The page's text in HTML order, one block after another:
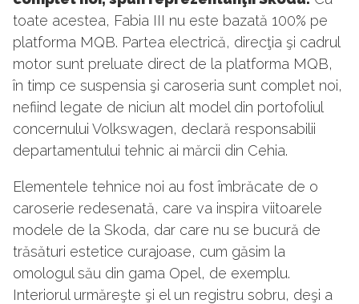
toate acestea, Fabia III nu este bazată 100% pe
platforma MQB. Partea electrică, direcţia şi cadrul
motor sunt preluate direct de la platforma MQB,
în timp ce suspensia şi caroseria sunt complet noi,
nefiind legate de niciun alt model din portofoliul
concernului Volkswagen, declară responsabilii
departamentului tehnic ai mărcii din Cehia.
Elementele tehnice noi au fost îmbrăcate de o
caroserie redesenată, care va inspira viitoarele
modele de la Skoda, dar care nu se bucură de
trăsături estetice curajoase, cum găsim la
omologul său din gama Opel, de exemplu.
Interiorul urmăreşte şi el un registru sobru, deşi a